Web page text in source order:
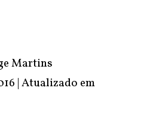
Martins
| Atualizado em